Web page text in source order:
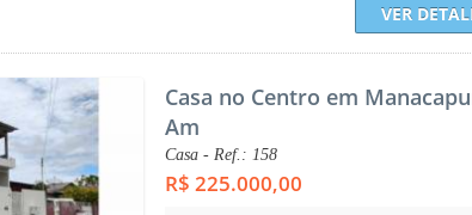
VER
Casa no Centro em
Am
Casa - Ref.: 158
R$ 225.000,00